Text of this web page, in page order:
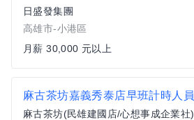
日盛發集團
高雄市-小港區
月薪 30,000 元以上
麻古茶坊嘉義秀泰店早班計時人員
麻古茶坊(民雄建國店/心想事成企業社)